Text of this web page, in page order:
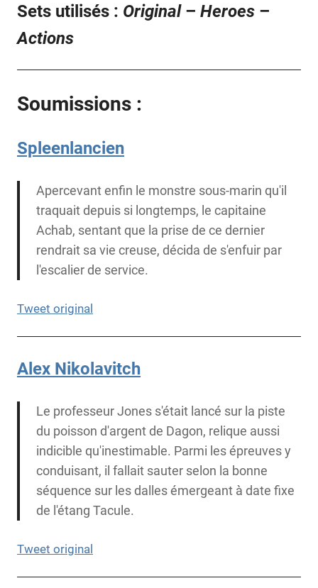
Sets utilisés : Original– Heroes –
Actions
Soumissions :
Spleenlancien
Apercevant enfin le monstre sous-marin qu'il
traquait depuis si longtemps, le capitaine
Achab, sentant que la prise de ce dernier
rendrait sa vie creuse, décida de s'enfuir par
l'escalier de service.
Tweet original
Alex Nikolavitch
Le professeur Jones s'était lancé sur la piste
du poisson d'argent de Dagon, relique aussi
indicible qu'inestimable. Parmi les épreuves y
conduisant, il fallait sauter selon la bonne
séquence sur les dalles émergeant à date fixe
de l'étang Tacule.
Tweet original